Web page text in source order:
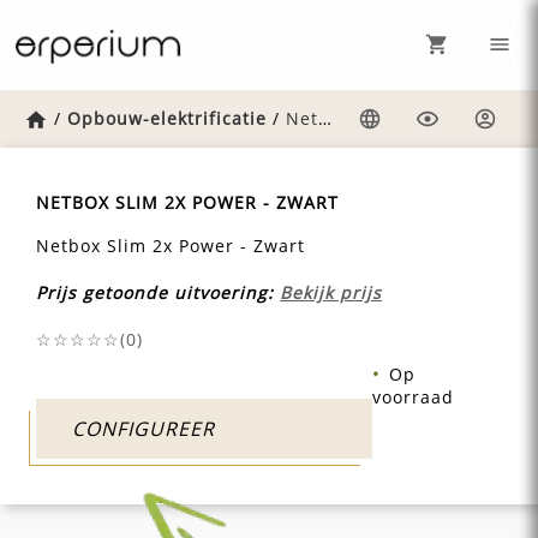
Home
/ Opbouw-elektrificatie / Netbox-slim-2x-power-zwart
NETBOX SLIM 2X POWER - ZWART
Netbox Slim 2x Power - Zwart
Prijs getoonde uitvoering: Bekijk prijs
☆☆☆☆☆(0)
CONFIGUREER
Op
voorraad